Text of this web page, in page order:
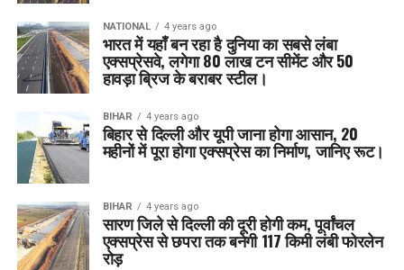
NATIONAL 4 years ago
भारत में यहाँ बन रहा है दुनिया का सबसे लंबा
एक्सप्रेसवे, लगेगा 80 लाख टन सीमेंट और 50
हावड़ा ब्रिज के बराबर स्टील।
BIHAR 4 years ago
बिहार से दिल्ली और यूपी जाना होगा आसान, 20
महीनों में पूरा होगा एक्सप्रेस का निर्माण, जानिए रूट।
BIHAR 4 years ago
सारण जिले से दिल्ली की दूरी होगी कम, पूर्वांचल
एक्सप्रेस से छपरा तक बनेगी 117 किमी लंबी फोरलेन
रोड़